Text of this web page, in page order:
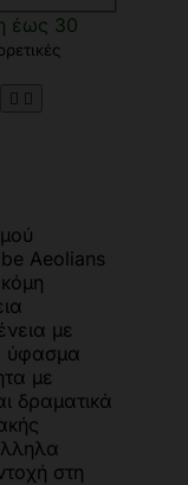
έως 30
 
Aeolians
με
ύφασμα
με
δραματικά
στη